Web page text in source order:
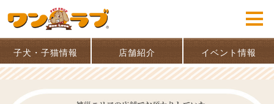
子犬・子猫情報 店舗紹介 イベント情報